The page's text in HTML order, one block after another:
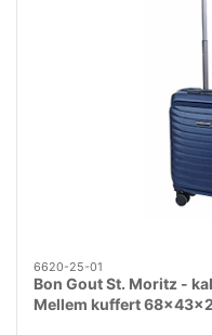
6620-25-01
Bon Gout St. Moritz -
Mellem kuffert